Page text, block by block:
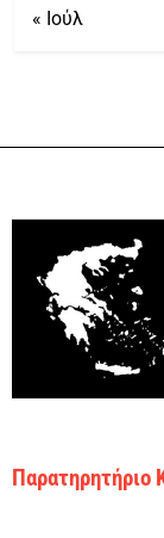
« Ιούλ
Παρατηρητήριο